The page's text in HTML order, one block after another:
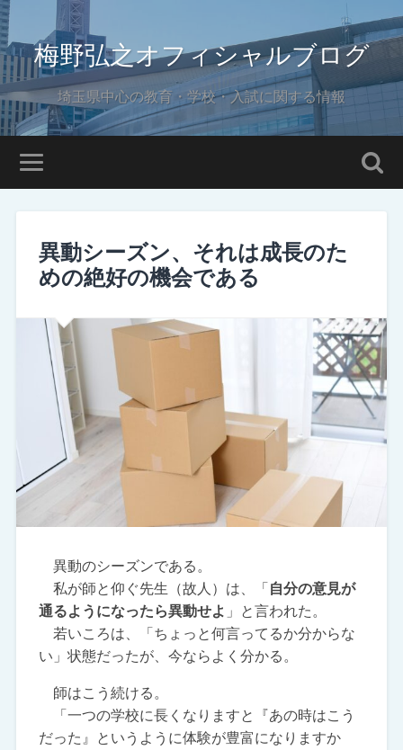
梅野弘之オフィシャルブログ
埼玉県中心の教育・学校・入試に関する情報
異動シーズン、それは成長のた
めの絶好の機会である
異動のシーズンである。
私が師と仰ぐ先生（故人）は、「自分の意見が
通るようになったら異動せよ 」と言われた。
若いころは、「ちょっと何言ってるか分からな
い」状態だったが、今ならよく分かる。
師はこう続ける。
「一つの学校に長くなりますと『あの時はこう
だった』というように体験が豊富になりますか